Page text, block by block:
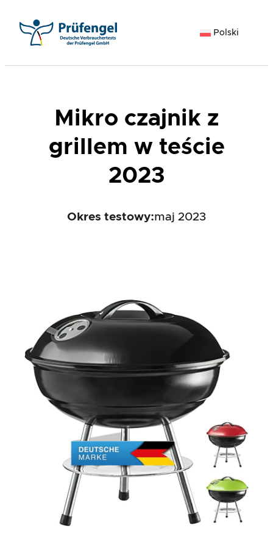
Polski
Mikro czajnik z
grillem w teście
2023
Okres testowy:maj 2023